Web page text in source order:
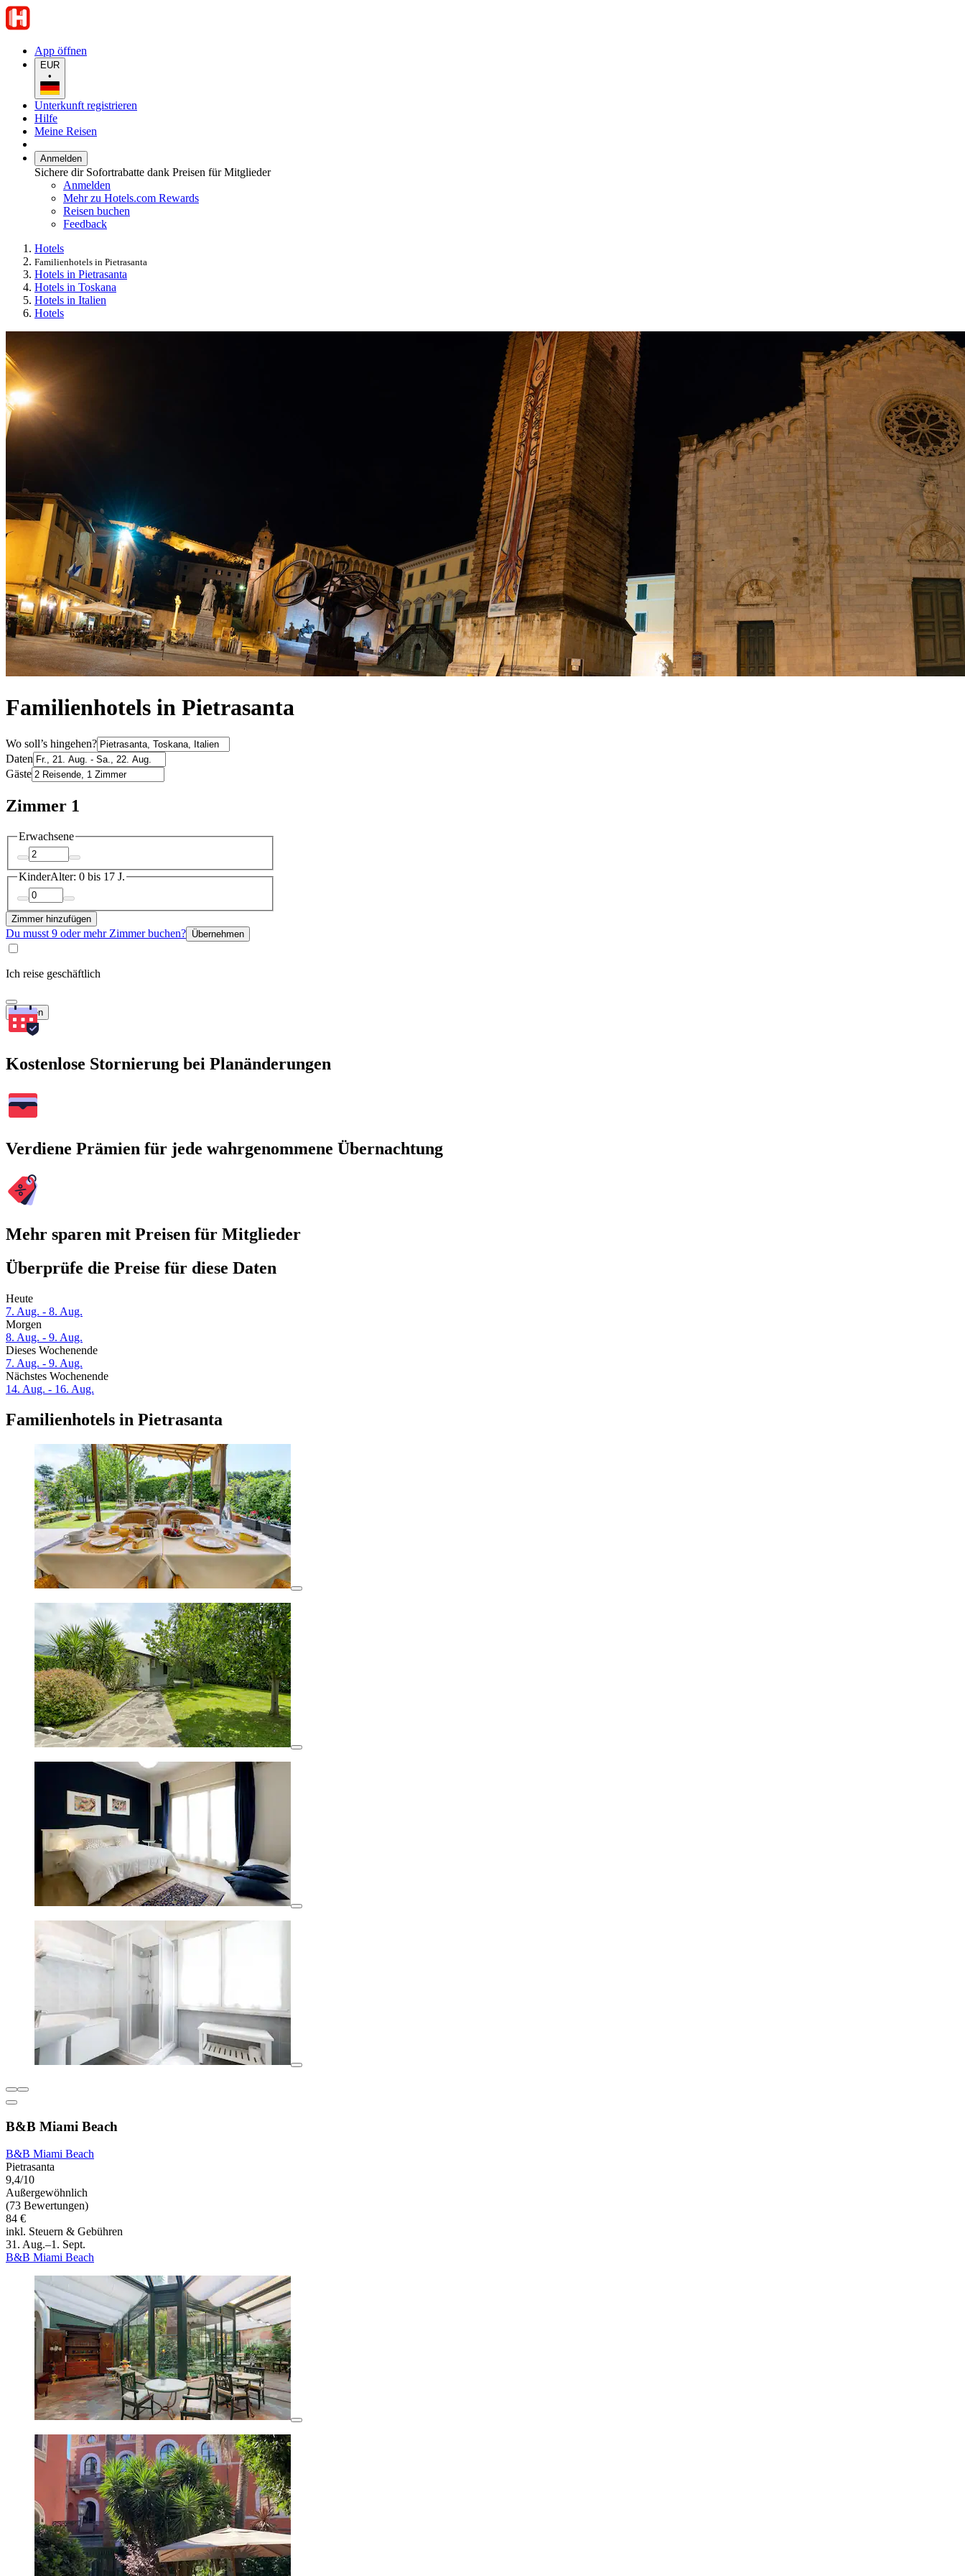
App öffnen
EUR
•
Unterkunft registrieren
Hilfe
Meine Reisen
Anmelden
Sichere dir Sofortrabatte dank Preisen für Mitglieder
Anmelden
Mehr zu Hotels.com Rewards
Reisen buchen
Feedback
Hotels
Familienhotels in Pietrasanta
Hotels in Pietrasanta
Hotels in Toskana
Hotels in Italien
Hotels
Familienhotels in Pietrasanta
Wo soll’s hingehen?
Daten
Gäste
Zimmer 1
Erwachsene
KinderAlter: 0 bis 17 J.
Zimmer hinzufügen
Du musst 9 oder mehr Zimmer buchen? Übernehmen
Ich reise geschäftlich
Suchen
Kostenlose Stornierung bei Planänderungen
Verdiene Prämien für jede wahrgenommene Übernachtung
Mehr sparen mit Preisen für Mitglieder
Überprüfe die Preise für diese Daten
Heute
7. Aug. - 8. Aug.
Morgen
8. Aug. - 9. Aug.
Dieses Wochenende
7. Aug. - 9. Aug.
Nächstes Wochenende
14. Aug. - 16. Aug.
Familienhotels in Pietrasanta
B&B Miami Beach
B&B Miami Beach
Pietrasanta
9,4/10
Außergewöhnlich
(73 Bewertungen)
84 €
inkl. Steuern & Gebühren
31. Aug.–1. Sept.
B&B Miami Beach